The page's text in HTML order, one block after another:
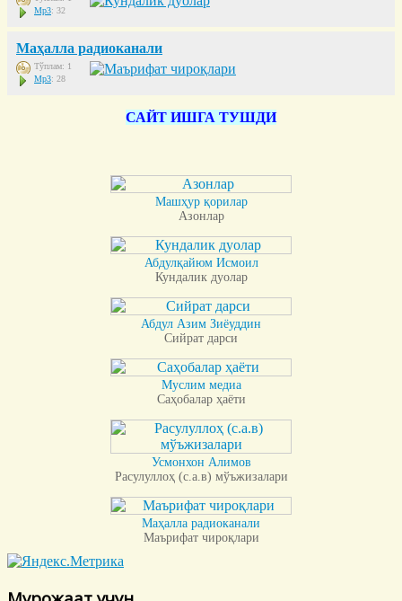
Mp3: 32
Маҳалла радиоканали
Тўплам: 1
Mp3: 28
САЙТ ИШГА ТУШДИ
Машҳур қорилар
Азонлар
Абдулқайюм Исмоил
Кундалик дуолар
Абдул Азим Зиёуддин
Сийрат дарси
Муслим медиа
Саҳобалар ҳаёти
Усмонхон Алимов
Расулуллоҳ (с.а.в) мўъжизалари
Маҳалла радиоканали
Маърифат чироқлари